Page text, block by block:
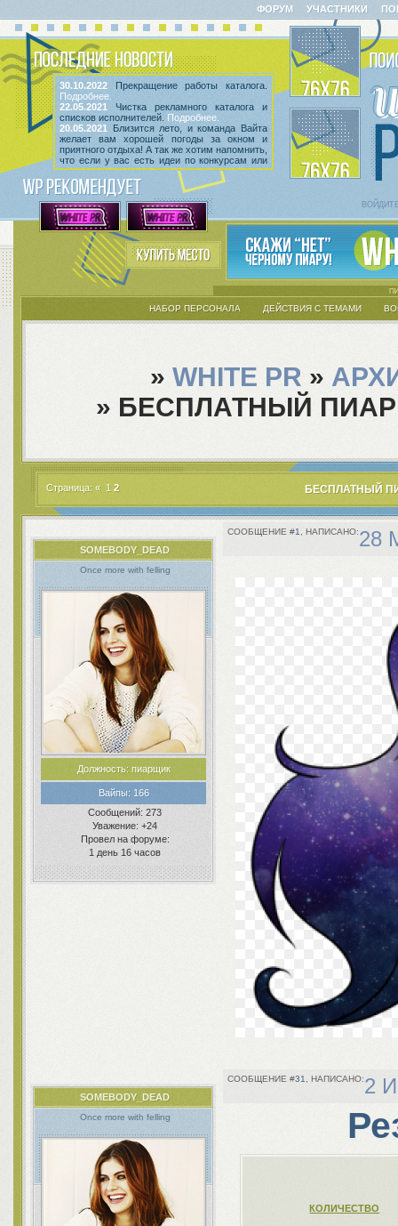
30.10.2022 Прекращение работы каталога.
Подробнее.
22.05.2021
Чистка рекламного каталога и
списков исполнителей. Подробнее.
20.05.2021
Близится лето, и команда Вайта
желает вам хорошей погоды за окном и
приятного отдыха! А так же хотим напомнить,
что если у вас есть идеи по конкурсам или
мероприятиям, вы всегда можете высказать
ихв этой теме! Так же сообщаем, что введен
срок неактивности исполнителей и их тем.
Подробнее.
НАБОР ПЕРСОНАЛА ДЕЙСТВИЯ С ТЕМАМИ
ФОРУМ УЧАСТНИКИ
» WHITE PR »
» БЕСПЛАТНЫЙ
БЕСПЛАТНЫЙ
Страница: « 1 2
1 28
SOMEBODY_DEAD
Once more with felling
Должность:пиарщик
Вайпы:166
Сообщений: 273
Уважение: +24
Провел на форуме:
1 день 16 часов
31 2
SOMEBODY_DEAD
Once more with felling
КОЛИЧЕСТВО